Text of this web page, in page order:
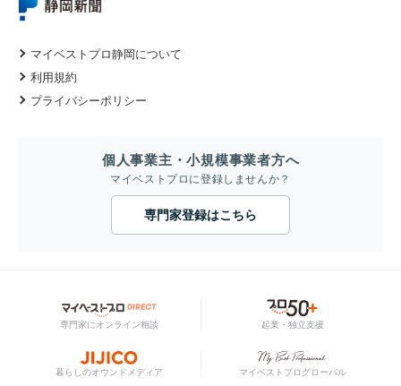
マイベストプロ静岡について
利用規約
プライバシーポリシー
個人事業主・小規模事業者方へ
マイベストプロに登録しませんか？
専門家登録はこちら
専門家にオンライン相談 起業・独立支援
暮らしのオウンドメディア マイベストプログローバル